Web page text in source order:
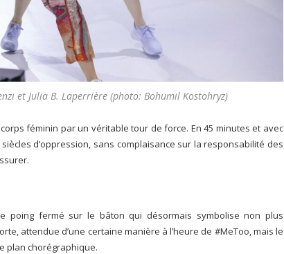
et Julia B. Laperrière (photo: Bohumil Kostohryz)
féminin par un véritable tour de force. En 45 minutes et avec
d’oppression, sans complaisance sur la responsabilité des
poing fermé sur le bâton qui désormais symbolise non plus
attendue d’une certaine manière à l’heure de #MeToo, mais le
plan chorégraphique.